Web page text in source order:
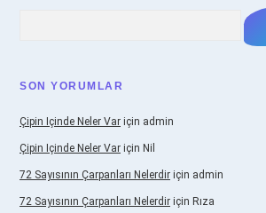
SON YORUMLAR
Çipin Içinde Neler Var için admin
Çipin Içinde Neler Var için Nil
72 Sayısının Çarpanları Nelerdir için admin
72 Sayısının Çarpanları Nelerdir için Rıza